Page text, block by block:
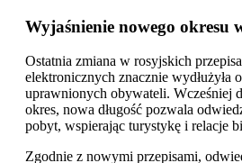
Wyjaśnienie nowego okresu
Ostatnia zmiana w rosyjskich
elektronicznych znacznie wydłużyła
uprawnionych obywateli. Wcześniej
okres, nowa długość pozwala
pobyt, wspierając turystykę i relacje
Zgodnie z nowymi przepisami,